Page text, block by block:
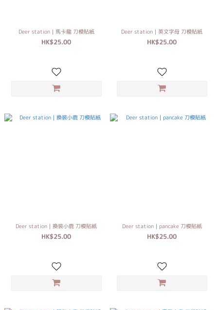
Deer station｜馬卡龍 刀模貼紙
HK$25.00
Deer station｜英文字母 刀模貼紙
HK$25.00
Deer station｜換裝小鹿 刀模貼紙
HK$25.00
Deer station｜pancake 刀模貼紙
HK$25.00